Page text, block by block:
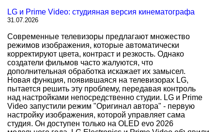
LG и Prime Video: студияная версия кинематографа
31.07.2026
Современные телевизоры предлагают множество
режимов изображения, которые автоматически
корректируют цвета, контраст и резкость. Однако
создатели фильмов часто жалуются, что
дополнительная обработка искажает их замысел.
Новая функция, появившаяся на телевизорах LG,
пытается решить эту проблему, передавая контроль
над настройками непосредственно студии. LG и Prime
Video запустили режим "Оригинал автора" - первую
настройку изображения, которой управляет сама
студия. Он доступен только на OLED evo 2026